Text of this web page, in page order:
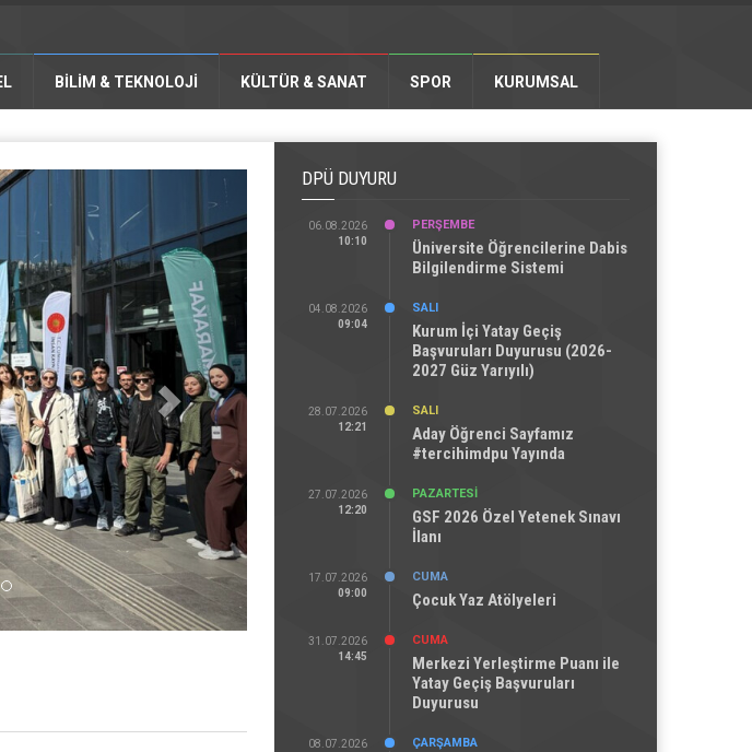
BILIM & TEKNOLOJI KÜLTÜR & SANAT SPOR KURUMSAL
DPÜ DUYURU
06.08.2026
10:10
PERŞEMBE
Üniversite Öğrencilerine Dabis
Bilgilendirme Sistemi
04.08.2026
09:04
SALI
Kurum İçi Yatay Geçiş
Başvuruları Duyurusu (2026-
2027 Güz Yarıyılı)
28.07.2026
12:21
SALI
Aday Öğrenci Sayfamız
#tercihimdpu Yayında
27.07.2026
12:20
PAZARTESI
GSF 2026 Özel Yetenek Sınavı
İlanı
17.07.2026
09:00
CUMA
Çocuk Yaz Atölyeleri
31.07.2026
14:45
CUMA
Merkezi Yerleştirme Puanı ile
Yatay Geçiş Başvuruları
Duyurusu
08.07.2026
ÇARŞAMBA